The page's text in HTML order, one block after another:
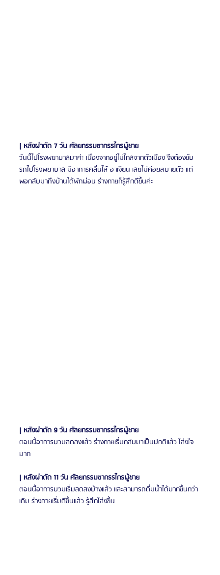
| หลังผ่าตัด 7 วัน ศัลยกรรมขากรรไกรผู้ชาย
วันนี้ไปโรงพยาบาลมาค่ะ เนื่องจากอยู่ไม่ไกลจากตัวเมือง จึงต้องขับ
รถไปโรงพยาบาล มีอาการคลื่นไส้ อาเจียน เลยไม่ค่อยสบายตัว แต่
พอกลับมาถึงบ้านได้พักผ่อน ร่างกายก็รู้สึกดีขึ้นค่ะ
| หลังผ่าตัด 9 วัน ศัลยกรรมขากรรไกรผู้ชาย
ตอนนี้อาการบวมลดลงแล้ว ร่างกายเริ่มกลับมาเป็นปกติแล้ว โล่งใจ
มาก
| หลังผ่าตัด 11 วัน ศัลยกรรมขากรรไกรผู้ชาย
ตอนนี้อาการบวมเริ่มลดลงบ้างแล้ว และสามารถดื่มน้ำได้มากขึ้นกว่า
เดิม ร่างกายเริ่มดีขึ้นแล้ว รู้สึกโล่งขึ้น